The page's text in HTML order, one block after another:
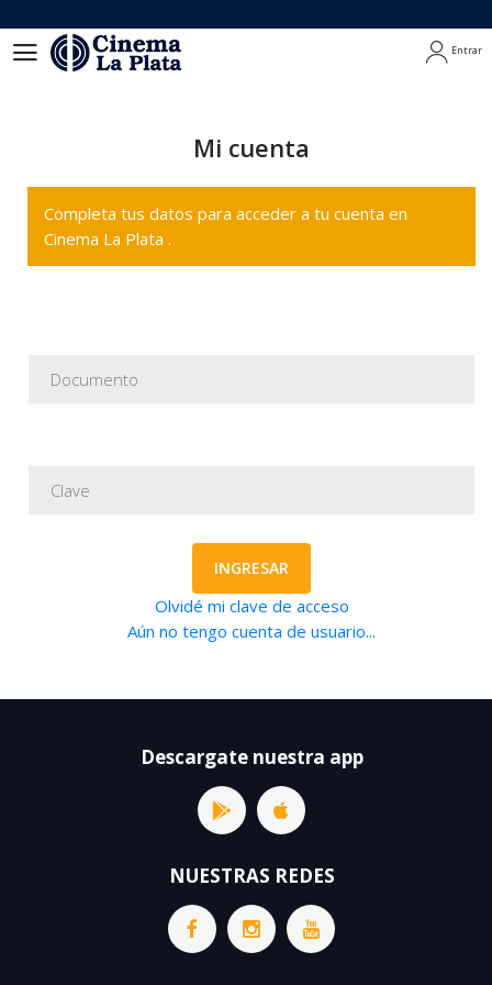
Entrar
Mi cuenta
Completa tus datos para acceder a tu cuenta en
Cinema La Plata .
INGRESAR
Olvidé mi clave de acceso
Aún no tengo cuenta de usuario...
Descargate nuestra app
NUESTRAS REDES